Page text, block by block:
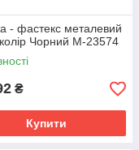
- фастекс металевий
Чорний М-23574
₴
Купити